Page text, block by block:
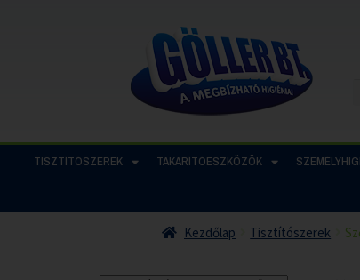
TISZTÍTÓSZEREK TAKARÍTÓESZKÖZÖK
Kezdőlap Tisztítószerek